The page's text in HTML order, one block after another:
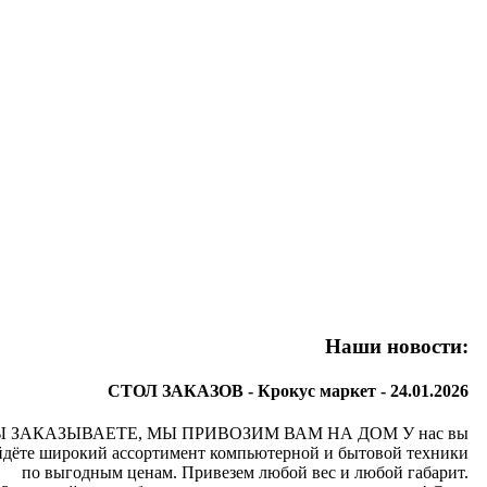
Наши новости:
СТОЛ ЗАКАЗОВ - Крокус маркет - 24.01.2026
ЗАКАЗЫВАЕТЕ, МЫ ПРИВОЗИМ ВАМ НА ДОМ У нас вы
широкий ассортимент компьютерной и бытовой техники
по выгодным ценам. Привезем любой вес и любой габарит.